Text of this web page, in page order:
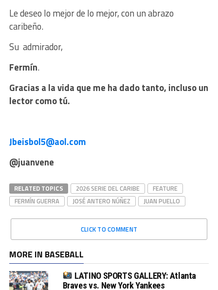
Le deseo lo mejor de lo mejor, con un abrazo
caribeño.
Su admirador,
Fermín.
Gracias a la vida que me ha dado tanto, incluso un
lector como tú.
Jbeisbol5@aol.com
@juanvene
RELATED TOPICS 2026 SERIE DEL CARIBE
FEATURE
FERMÍN GUERRA
JOSÉ ANTERO NÚÑEZ JUAN PUELLO
CLICK TO COMMENT
MORE IN BASEBALL
LATINO SPORTS GALLERY: Atlanta
Braves vs. New York Yankees